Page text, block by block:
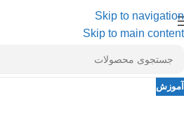
Skip to navigation
Skip to main content
آموزش